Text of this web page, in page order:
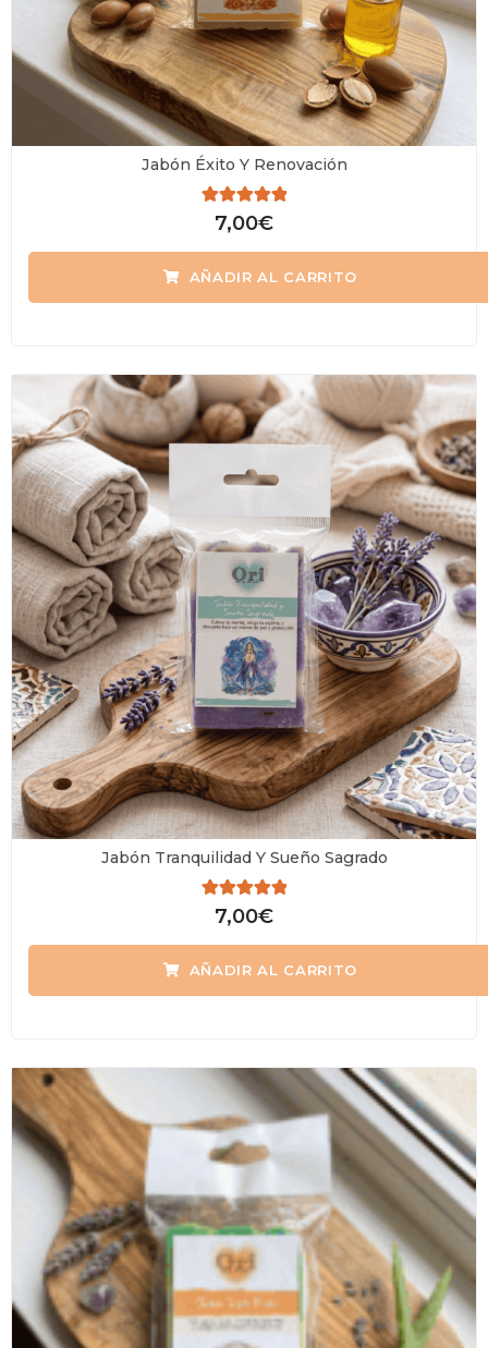
Jabón Éxito Y Renovación
Valorado
con
5
7,00€
AÑADIR AL CARRITO
Jabón Tranquilidad Y Sueño Sagrado
Valorado
con
5
7,00€
AÑADIR AL CARRITO